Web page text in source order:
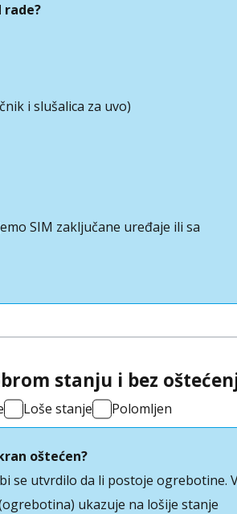
rade?
i slušalica za uvo)
SIM zaključane uređaje ili sa
stanju i bez
Loše stanje Polomljen
oštećen?
se utvrdilo da li postoje ogrebotine.
ukazuje na lošije stanje